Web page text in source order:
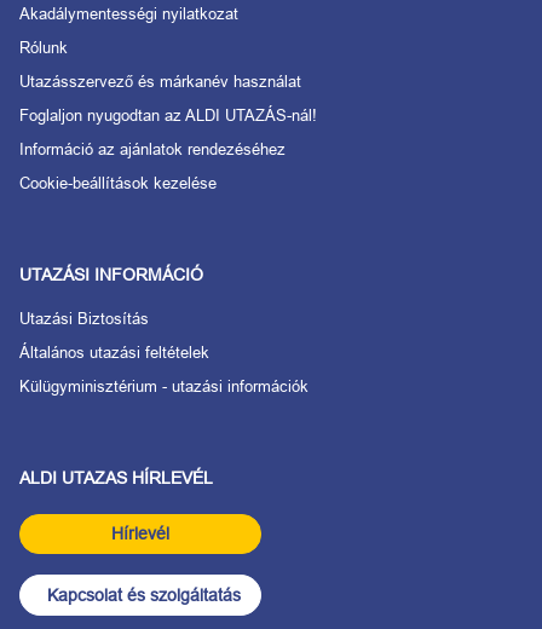
Akadálymentességi nyilatkozat
Rólunk
Utazásszervező és márkanév használat
Foglaljon nyugodtan az ALDI UTAZÁS-nál!
Információ az ajánlatok rendezéséhez
Cookie-beállítások kezelése
UTAZÁSI INFORMÁCIÓ
Utazási Biztosítás
Általános utazási feltételek
Külügyminisztérium - utazási információk
ALDI UTAZAS HÍRLEVÉL
Hírlevél
Kapcsolat és szolgáltatás